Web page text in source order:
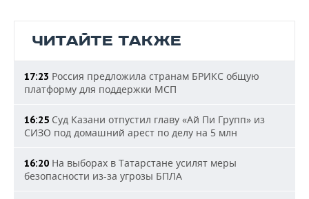
ЧИТАЙТЕ ТАКЖЕ
17:23 Россия предложила странам БРИКС общую
платформу для поддержки МСП
16:25 Суд Казани отпустил главу «Ай Пи Групп» из
СИЗО под домашний арест по делу на 5 млн
16:20 На выборах в Татарстане усилят меры
безопасности из-за угрозы БПЛА